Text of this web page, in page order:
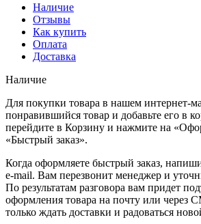
Наличие
Отзывы
Как купить
Оплата
Доставка
Наличие
Для покупки товара в нашем интернет-
понравившийся товар и добавьте его в
перейдите в Корзину и нажмите на
«Быстрый заказ».
Когда оформляете быстрый заказ,
e-mail. Вам перезвонит менеджер и
По результатам разговора вам придет
оформления товара на почту или через
только ждать доставки и радоваться